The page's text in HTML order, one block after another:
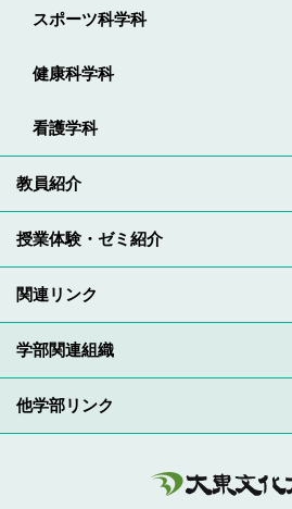
学部関連組織
他学部リンク
スポーツ科学科
健康科学科
看護学科
教員紹介
授業体験・ゼミ紹介
関連リンク